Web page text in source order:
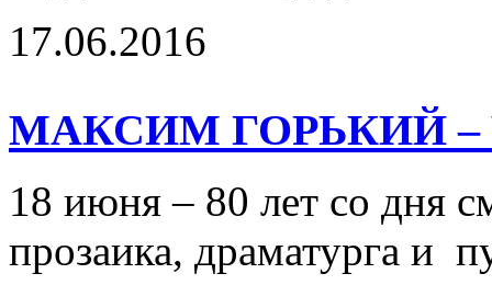
17.06.2016
МАКСИМ ГОРЬКИЙ
18 июня – 80 лет со дня
прозаика, драматурга и